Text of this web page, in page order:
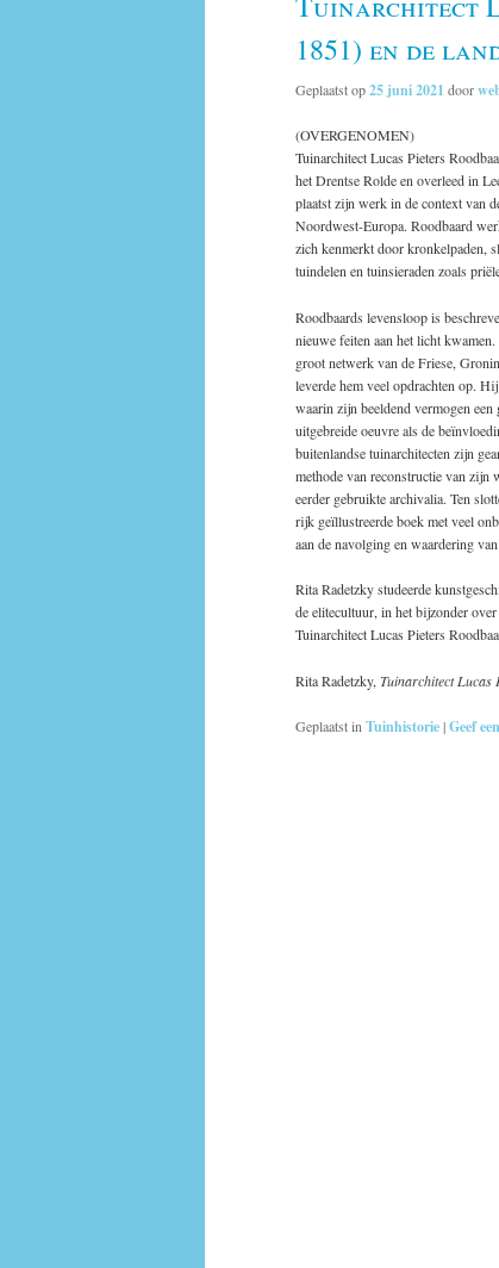
1851) en de
Geplaatst op25 juni 2021 door
(OVERGENOMEN)
Tuinarchitect Lucas Pieters
het Drentse Rolde en overleed in
plaatst zijn werk in de context van
Noordwest-Europa. Roodbaard
zich kenmerkt door kronkelpaden,
tuindelen en tuinsieraden zoals
Roodbaards levensloop is
nieuwe feiten aan het licht
groot netwerk van de Friese,
leverde hem veel opdrachten op.
waarin zijn beeldend vermogen
uitgebreide oeuvre als de
buitenlandse tuinarchitecten zijn
methode van reconstructie van zijn
eerder gebruikte archivalia. Ten
rijk geïllustreerde boek met veel
aan de navolging en waardering
Rita Radetzky studeerde
de elitecultuur, in het bijzonder
Tuinarchitect Lucas Pieters
Rita Radetzky, Tuinarchitect Lucas
Geplaatst inTuinhistorie|Geef